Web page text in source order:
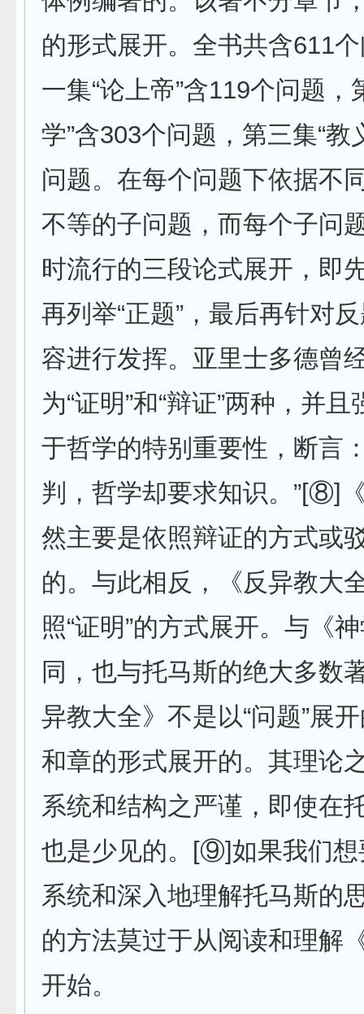
的形式展开。全书共含611
一集“论上帝”含119个问题，
学”含303个问题，第三集“教
问题。在每个问题下依据不
不等的子问题，而每个子问
时流行的三段论式展开，即
再列举“正题”，最后再针对
容进行发挥。亚里士多德曾
为“证明”和“辩证”两种，并且
于哲学的特别重要性，断言
判，哲学却要求知识。”[⑧]
然主要是依照辩证的方式或
的。与此相反，《反异教大
照“证明”的方式展开。与《
同，也与托马斯的绝大多数
异教大全》不是以“问题”展
和章的形式展开的。其理论
系统和结构之严谨，即使在
也是少见的。[⑨]如果我们想
系统和深入地理解托马斯的
的方法莫过于从阅读和理解
开始。